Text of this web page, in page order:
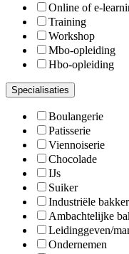
Online of e-
Training
Workshop
Mbo-opleiding
Hbo-opleiding
Specialisaties
Boulangerie
Patisserie
Viennoiserie
Chocolade
IJs
Suiker
Industriële
Ambachtelijke
Leidinggeven/
Ondernemen